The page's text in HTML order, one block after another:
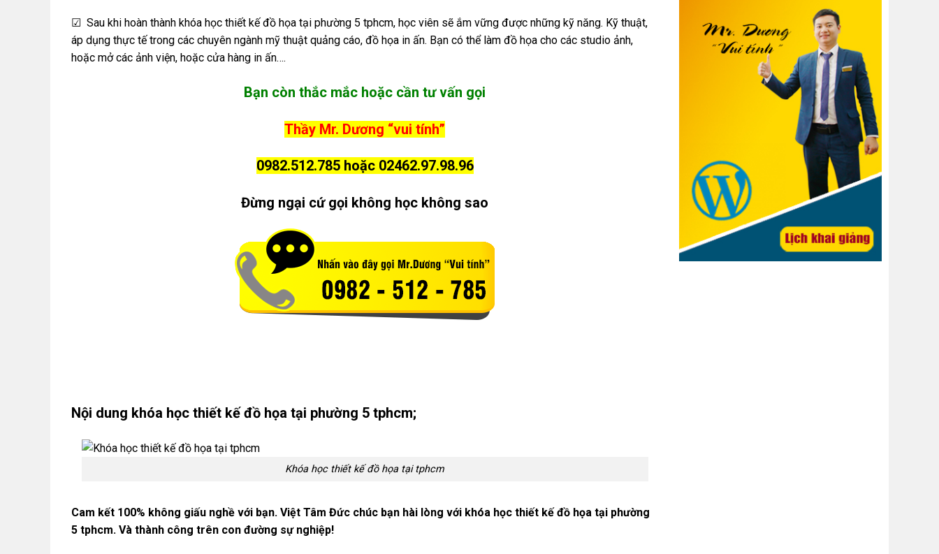
☑ Sau khi hoàn thành khóa học thiết kế đồ họa tại phường 5 tphcm, học viên sẽ ắm vững được những kỹ năng. Kỹ thuật,
áp dụng thực tế trong các chuyên ngành mỹ thuật quảng cáo, đồ họa in ấn. Bạn có thể làm đồ họa cho các studio ảnh,
hoặc mở các ảnh viện, hoặc cửa hàng in ấn….
Bạn còn thắc mắc hoặc cần tư vấn gọi
Thầy Mr. Dương “vui tính”
0982.512.785 hoặc 02462.97.98.96
Đừng ngại cứ gọi không học không sao
Nội dung khóa học thiết kế đồ họa tại phường 5 tphcm;
Khóa học thiết kế đồ họa tại tphcm
Cam kết 100% không giấu nghề với bạn. Việt Tâm Đức chúc bạn hài lòng với khóa học thiết kế đồ họa tại phường
5 tphcm. Và thành công trên con đường sự nghiệp!